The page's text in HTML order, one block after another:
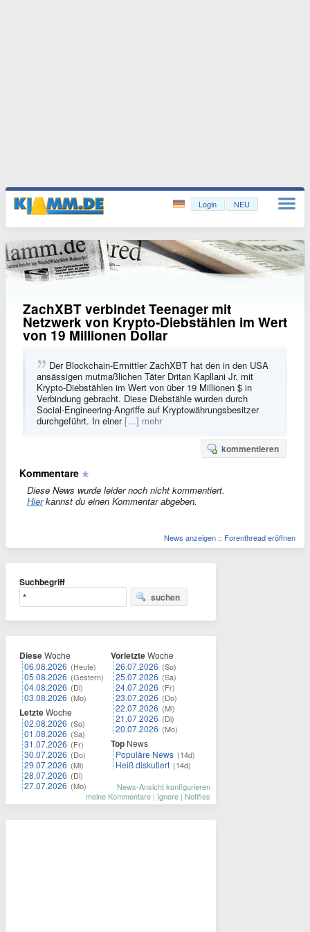
Login NEU
ZachXBT verbindet Teenager mit
Netzwerk von Krypto-Diebstählen im Wert
von 19 Millionen Dollar
Der Blockchain-Ermittler ZachXBT hat den in den USA
ansässigen mutmaßlichen Täter Dritan Kapllani Jr. mit
Krypto-Diebstählen im Wert von über 19 Millionen $ in
Verbindung gebracht. Diese Diebstähle wurden durch
Social-Engineering-Angriffe auf Kryptowährungsbesitzer
durchgeführt. In einer […] mehr
kommentieren
Kommentare
Diese News wurde leider noch nicht kommentiert.
Hierkannst du einen Kommentar abgeben.
News anzeigen :: Forenthread eröffnen
Suchbegriff
suchen
DieseWoche
06.08.2026 (Heute)
05.08.2026 (Gestern)
04.08.2026 (Di)
03.08.2026 (Mo)
LetzteWoche
02.08.2026 (So)
01.08.2026 (Sa)
31.07.2026 (Fr)
30.07.2026 (Do)
29.07.2026 (Mi)
28.07.2026 (Di)
27.07.2026 (Mo)
VorletzteWoche
26.07.2026 (So)
25.07.2026 (Sa)
24.07.2026 (Fr)
23.07.2026 (Do)
22.07.2026 (Mi)
21.07.2026 (Di)
20.07.2026 (Mo)
Top News
Populäre News (14d)
Heiß diskutiert (14d)
News-Ansicht konfigurieren
meine Kommentare | Ignore | Notifies